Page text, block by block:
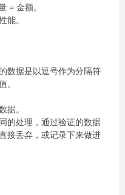
= 金额。
能。
数据是以逗号作为分隔符
。
据。
的处理，通过验证的数据
接丢弃，或记录下来做进